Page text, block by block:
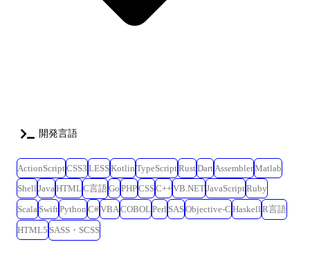
開発言語
ActionScriptCSS3 LESSKotlin TypeScriptRustDartAssemblerMatlab
Shell JavaHTML C言語Go PHPCSSC++VB.NETJavaScriptRuby
Scala SwiftPython C#VBACOBOL Perl SASObjective-C Haskell R言語
HTML5 SASS・SCSS